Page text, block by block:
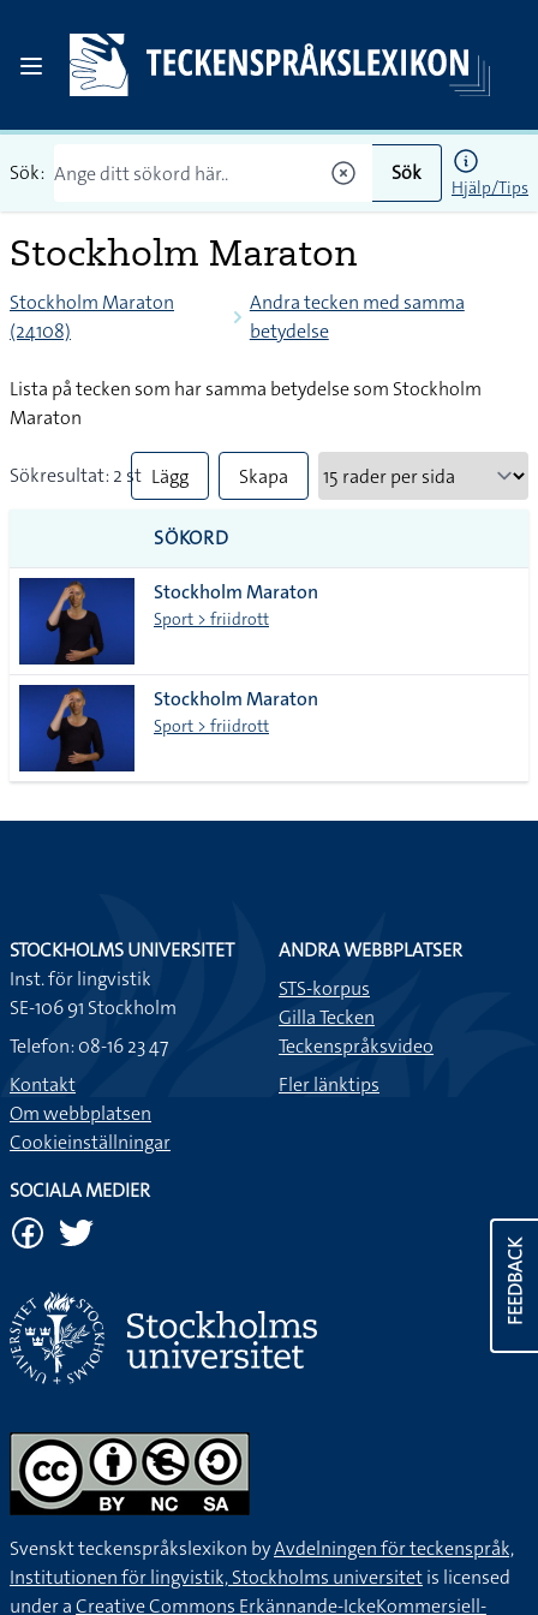
Sök: Sök
Hjälp/Tips
Stockholm Maraton
Stockholm Maraton
(24108)
Andra tecken med samma
betydelse
Lista på tecken som har samma betydelse som Stockholm
Maraton
Sökresultat: 2 st Lägg
till
alla i
lista
Skapa
SÖKORD
Stockholm Maraton
Sport > friidrott
Stockholm Maraton
Sport > friidrott
FEEDBACK
STOCKHOLMS UNIVERSITET
Inst. för lingvistik
SE-106 91 Stockholm
Telefon: 08-16 23 47
Kontakt
Om webbplatsen
Cookieinställningar
ANDRA WEBBPLATSER
STS-korpus
Gilla Tecken
Teckenspråksvideo
Fler länktips
SOCIALA MEDIER
Svenskt teckenspråkslexikon byAvdelningen för teckenspråk,
Institutionen för lingvistik, Stockholms universitetis licensed
under aCreative Commons Erkännande-IckeKommersiell-